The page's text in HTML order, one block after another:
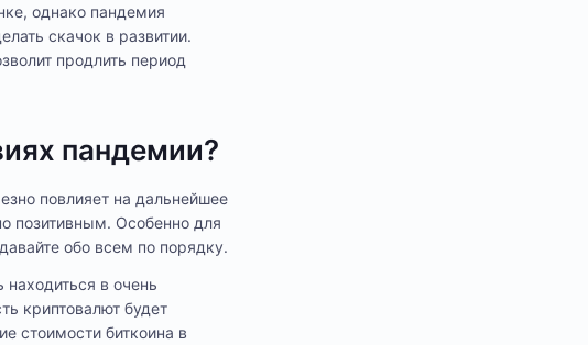
однако пандемия
скачок в развитии.
продлить период
пандемии?
повлияет на дальнейшее
позитивным. Особенно для
обо всем по порядку.
в очень
криптовалют будет
стоимости биткоина в